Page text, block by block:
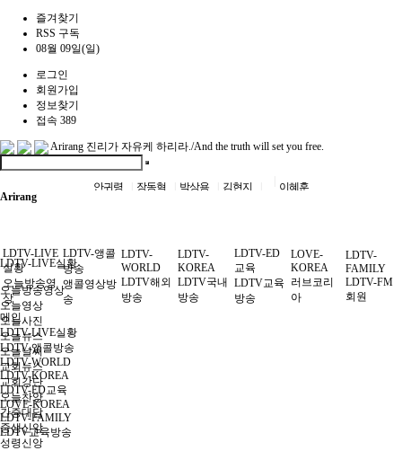
즐겨찾기
RSS 구독
08월 09일(일)
로그인
회원가입
정보찾기
접속 389
Arirang 진리가 자유케 하리라./And the truth will set you free.
안귀령 장동혁 박상용 김현지 이혜훈
Arirang
LDTV-LIVE실황
오늘방송영상
오늘영상
오늘사진
오늘뉴스
오늘날씨
교회뉴스
교회강단
오늘찬양
간증대담
중생신앙
성령신앙
LDTV-LIVE
실황
오늘방송영
상
LDTV-앵콜
방송
앵콜영상방
송
LDTV-
WORLD
LDTV해외
방송
LDTV-
KOREA
LDTV국내
방송
LDTV-ED
교육
LDTV교육
방송
LOVE-
KOREA
러브코리
아
LDTV-
FAMILY
LDTV-FM
회원
메인
LDTV-LIVE실황
LDTV-앵콜방송
LDTV-WORLD
LDTV-KOREA
LDTV-ED교육
LOVE-KOREA
LDTV-FAMILY
LDTV교육방송